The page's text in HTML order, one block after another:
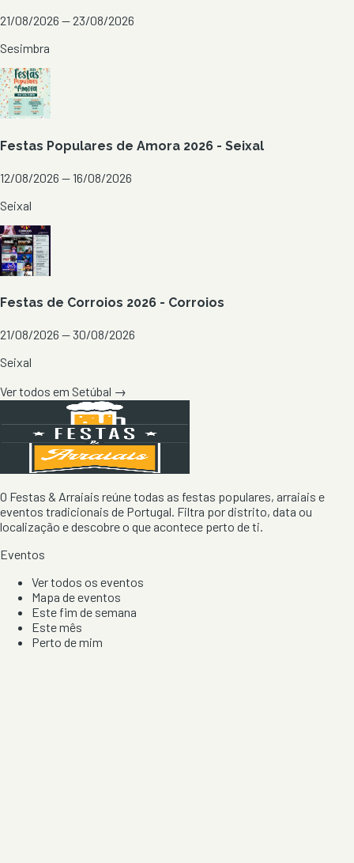
21/08/2026 — 23/08/2026
Sesimbra
Festas Populares de Amora 2026 - Seixal
12/08/2026 — 16/08/2026
Seixal
Festas de Corroios 2026 - Corroios
21/08/2026 — 30/08/2026
Seixal
Ver todos em Setúbal →
O Festas & Arraiais reúne todas as festas populares, arraiais e
eventos tradicionais de Portugal. Filtra por distrito, data ou
localização e descobre o que acontece perto de ti.
Eventos
Ver todos os eventos
Mapa de eventos
Este fim de semana
Este mês
Perto de mim